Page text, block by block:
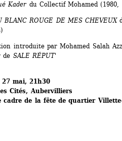
Kader du Collectif Mohamed (1980,
BLANC ROUGE DE MES CHEVEUX
introduite par Mohamed Salah
de SALE RÉPUT'
mai, 21h30
Cités, Aubervilliers
de la fête de quartier